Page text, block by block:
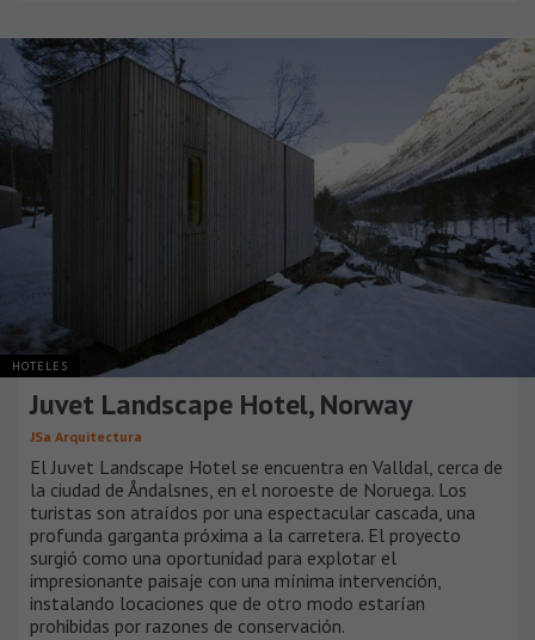
HOTELES
Juvet Landscape Hotel, Norway
JSa Arquitectura
El Juvet Landscape Hotel se encuentra en Valldal, cerca de
la ciudad de Åndalsnes, en el noroeste de Noruega. Los
turistas son atraídos por una espectacular cascada, una
profunda garganta próxima a la carretera. El proyecto
surgió como una oportunidad para explotar el
impresionante paisaje con una mínima intervención,
instalando locaciones que de otro modo estarían
prohibidas por razones de conservación.